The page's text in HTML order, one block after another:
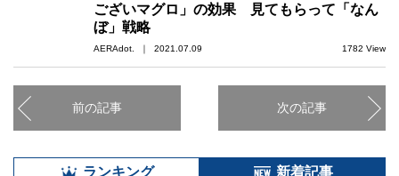
ございマグロ」の効果 見てもらって「なん
ぼ」戦略
AERAdot. ｜ 2021.07.09 1782 View
前の記事 次の記事
ランキング 新着記事